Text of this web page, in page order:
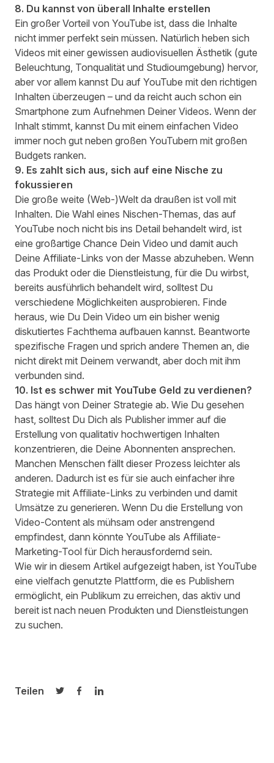
8. Du kannst von überall Inhalte erstellen
Ein großer Vorteil von YouTube ist, dass die Inhalte
nicht immer perfekt sein müssen. Natürlich heben sich
Videos mit einer gewissen audiovisuellen Ästhetik (gute
Beleuchtung, Tonqualität und Studioumgebung) hervor,
aber vor allem kannst Du auf YouTube mit den richtigen
Inhalten überzeugen – und da reicht auch schon ein
Smartphone zum Aufnehmen Deiner Videos. Wenn der
Inhalt stimmt, kannst Du mit einem einfachen Video
immer noch gut neben großen YouTubern mit großen
Budgets ranken.
9. Es zahlt sich aus, sich auf eine Nische zu
fokussieren
Die große weite (Web-)Welt da draußen ist voll mit
Inhalten. Die Wahl eines Nischen-Themas, das auf
YouTube noch nicht bis ins Detail behandelt wird, ist
eine großartige Chance Dein Video und damit auch
Deine Affiliate-Links von der Masse abzuheben. Wenn
das Produkt oder die Dienstleistung, für die Du wirbst,
bereits ausführlich behandelt wird, solltest Du
verschiedene Möglichkeiten ausprobieren. Finde
heraus, wie Du Dein Video um ein bisher wenig
diskutiertes Fachthema aufbauen kannst. Beantworte
spezifische Fragen und sprich andere Themen an, die
nicht direkt mit Deinem verwandt, aber doch mit ihm
verbunden sind.
10. Ist es schwer mit YouTube Geld zu verdienen?
Das hängt von Deiner Strategie ab. Wie Du gesehen
hast, solltest Du Dich als Publisher immer auf die
Erstellung von qualitativ hochwertigen Inhalten
konzentrieren, die Deine Abonnenten ansprechen.
Manchen Menschen fällt dieser Prozess leichter als
anderen. Dadurch ist es für sie auch einfacher ihre
Strategie mit Affiliate-Links zu verbinden und damit
Umsätze zu generieren. Wenn Du die Erstellung von
Video-Content als mühsam oder anstrengend
empfindest, dann könnte YouTube als Affiliate-
Marketing-Tool für Dich herausfordernd sein.
Wie wir in diesem Artikel aufgezeigt haben, ist YouTube
eine vielfach genutzte Plattform, die es Publishern
ermöglicht, ein Publikum zu erreichen, das aktiv und
bereit ist nach neuen Produkten und Dienstleistungen
zu suchen.
Teilen
Auf Twitter teilen
Auf Facebook teilen
Auf LinkedIn teilen